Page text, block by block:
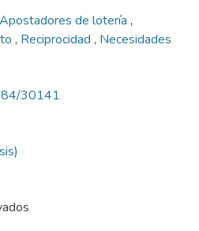
Apostadores de lotería ,
, Reciprocidad , Necesidades
30141